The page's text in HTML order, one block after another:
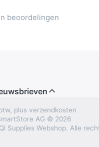
beoordelingen
plus verzendkosten
AG © 2026
Supplies Webshop. Alle